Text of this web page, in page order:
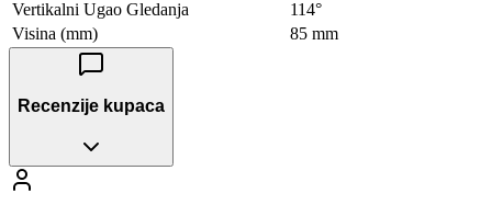
Vertikalni Ugao Gledanja
114°
Visina (mm)
85 mm
Recenzije kupaca